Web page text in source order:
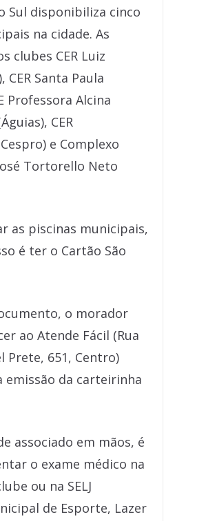
Sul disponibiliza cinco
na cidade. As
clubes CER Luiz
CER Santa Paula
Professora Alcina
CER
e Complexo
Tortorello Neto
as piscinas municipais,
é ter o Cartão São
o morador
ao Atende Fácil (Rua
Prete, 651, Centro)
emissão da carteirinha
associado em mãos, é
o exame médico na
ou na SELJ
de Esporte, Lazer